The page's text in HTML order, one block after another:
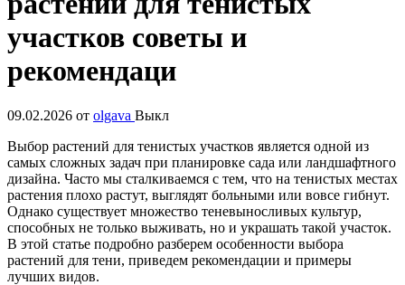
участков советы и
рекомендаци
09.02.2026 от olgava Выкл
Выбор растений для тенистых участков является одной из
самых сложных задач при планировке сада или ландшафтного
дизайна. Часто мы сталкиваемся с тем, что на тенистых местах
растения плохо растут, выглядят больными или вовсе гибнут.
Однако существует множество теневыносливых культур,
способных не только выживать, но и украшать такой участок.
В этой статье подробно разберем особенности выбора
растений для тени, приведем рекомендации и примеры
лучших видов.